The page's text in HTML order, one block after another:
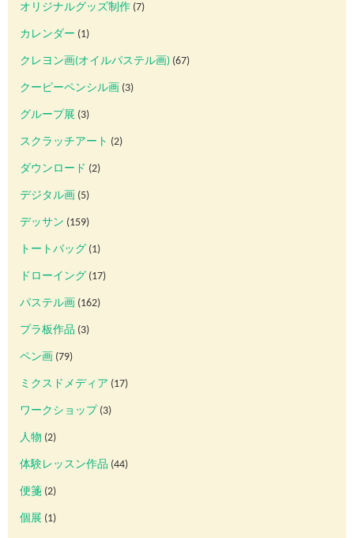
オリジナルグッズ制作 (7)
カレンダー (1)
クレヨン画(オイルパステル画) (67)
クーピーペンシル画 (3)
グループ展 (3)
スクラッチアート (2)
ダウンロード (2)
デジタル画 (5)
デッサン (159)
トートバッグ (1)
ドローイング (17)
パステル画 (162)
プラ板作品 (3)
ペン画 (79)
ミクスドメディア (17)
ワークショップ(3)
人物 (2)
体験レッスン作品 (44)
便箋 (2)
個展 (1)